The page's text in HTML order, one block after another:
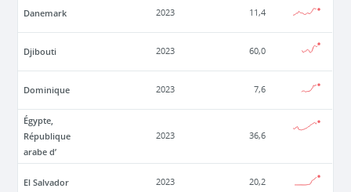
Danemark 2023 11,4
Djibouti 2023 60,0
Dominique 2023 7,6
Égypte,
République
arabe d’
2023 36,6
El Salvador 2023 20,2